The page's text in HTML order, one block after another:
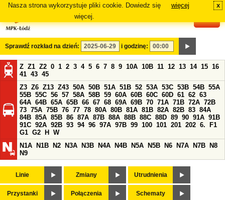
Nasza strona wykorzystuje pliki cookie. Dowiedz się
więcej.
więcej x
Sprawdź rozkład na dzień: i godzinę:
Z Z1 Z2 0 1 2 3 4 5 6 7 8 9 10A 10B 11 12 13 14 15 16
41 43 45
Z3 Z6 Z13 Z43 50A 50B 51A 51B 52 53A 53C 53B 54B 55A
55B 55C 56 57 58A 58B 59 60A 60B 60C 60D 61 62 63
64A 64B 65A 65B 66 67 68 69A 69B 70 71A 71B 72A 72B
73 75A 75B 76 77 78 80A 80B 81A 81B 82A 82B 83 84A
84B 85A 85B 86 87A 87B 88A 88B 88C 88D 89 90 91A 91B
91C 92A 92B 93 94 96 97A 97B 99 100 101 201 202 6.
F1
G1 G2 H
W
N1A
N1B N2 N3A N3B N4A N4B N5A N5B N6 N7A N7B
N8
N9
Linie Zmiany Utrudnienia
Przystanki Połączenia Schematy